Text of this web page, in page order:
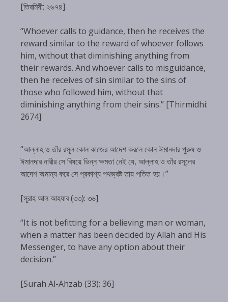
[তিরমিযী: ২৬৭৪]
“Whoever calls to guidance, then he receives the
reward similar to the reward of whoever follows
him, without that diminishing anything from
their rewards. And whoever calls to misguidance,
then he receives of sin similar to the sins of
those who followed him, without that
diminishing anything from their sins.” [Thirmidhi:
2674]
“আল্লাহ ও তাঁর রসূল কোন কাজের আদেশ করলে কোন ঈমানদার পুরুষ ও
ঈমানদার নারীর সে বিষয়ে ভিন্ন ক্ষমতা নেই যে, আল্লাহ ও তাঁর রসূলের
আদেশ অমান্য করে সে প্রকাশ্য পথভ্রষ্ট তায় পতিত হয়।”
[সূরাহ আল আহযাব (৩৩): ৩৬]
“It is not befitting for a believing man or woman,
when a matter has been decided by Allah and His
Messenger, to have any option about their
decision.”
[Surah Al-Ahzab (33): 36]